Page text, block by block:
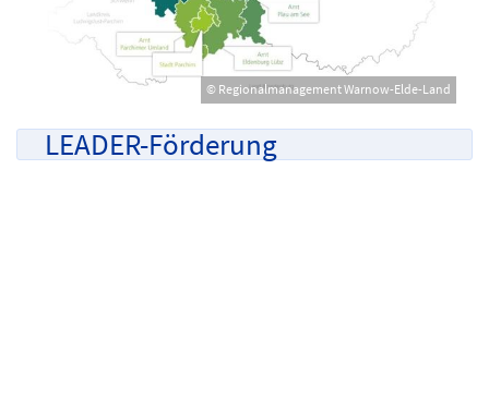
© Regionalmanagement Warnow-Elde-Land
LEADER-Förderung